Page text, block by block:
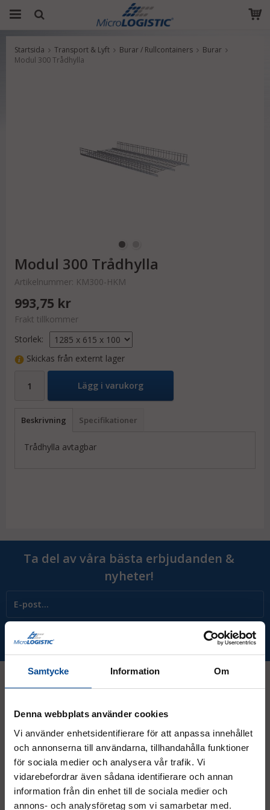
Samtycke Information Om
Denna webbplats använder cookies
Vi använder enhetsidentifierare för att anpassa innehållet
och annonserna till användarna, tillhandahålla funktioner
för sociala medier och analysera vår trafik. Vi
vidarebefordrar även sådana identifierare och annan
information från din enhet till de sociala medier och
annons- och analysföretag som vi samarbetar med.
Produkten har blivit tillagd i varukorgen
Startsida Transport & Lyft Burar / Rullcontainers
Burar
Modul 300 Trådhylla
Modul 300 Trådhylla
Artikelnummer: KM300-HKM
993,75 kr
Frakt tillkommer
Storlek:
Skickas från externt lager
Lägg i varukorg
Beskrivning Specifikationer
Trådhylla avtagbar
Ta del av våra bästa erbjudanden &
nyheter!
Kontakt
08 - 544 401 50
info@micrologistic.com
order@micrologistic.com
support@micrologistic.com